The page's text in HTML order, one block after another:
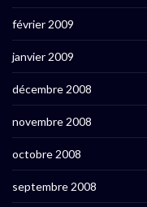
février 2009
janvier 2009
décembre 2008
novembre 2008
octobre 2008
septembre 2008